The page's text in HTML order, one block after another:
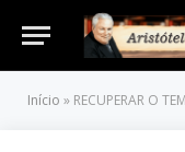
Início » RECUPERAR O